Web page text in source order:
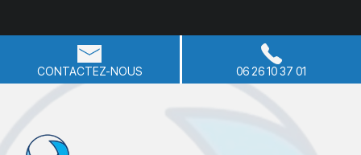
CONTACTEZ-NOUS 06 26 10 37 01